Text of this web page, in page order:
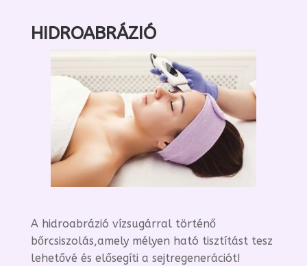
HIDROABRÁZIÓ
A hidroabrázió vízsugárral történő
bőrcsiszolás,amely mélyen ható tisztítást tesz
lehetővé és elősegíti a sejtregenerációt!